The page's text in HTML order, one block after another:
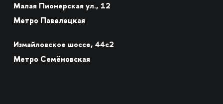
Малая Пионерская ул., 12
Метро Павелецкая
Измайловское шоссе, 44с2
Метро Семёновская